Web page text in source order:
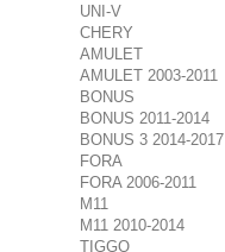
UNI-V
CHERY
AMULET
AMULET 2003-2011
BONUS
BONUS 2011-2014
BONUS 3 2014-2017
FORA
FORA 2006-2011
M11
M11 2010-2014
TIGGO